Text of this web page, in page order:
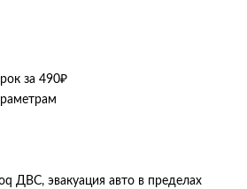
за 490₽
ДВС, эвакуация авто в пределах